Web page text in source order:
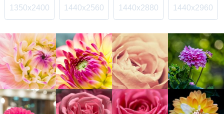
1350x2400 1440x2560 1440x2880 1440x2960